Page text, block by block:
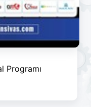
Programı